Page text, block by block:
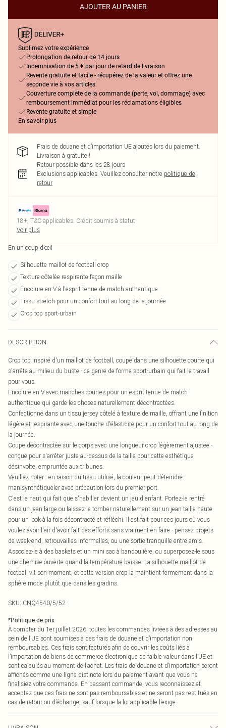
AJOUTER AU PANIER
Sublimez votre expérience
Prolongation de retour de 14 jours
Indemnisation de 5 € par jour de retard de livraison
Revente gratuite et facile - récupérez de la valeur et offrez une
seconde vie à vos articles.
Couverture complète de la commande (perte, vol, dommage) avec
remboursement immédiat pour les réclamations éligibles
Revente gratuite et simple
En savoir plus
Frais de douane et d’importation UE ajoutés lors du paiement.
Livraison à gratuite !
Retour possible dans les 28 jours
Exclusions applicables. Veuillez consulter notre politique de
retour
18+, T&C applicables. Crédit soumis à statut
Voir plus
En un coup d’œil
Silhouette maillot de football crop
Texture côtelée respirante façon maille
Encolure en V à l'esprit tenue de match authentique
Tissu stretch pour un confort tout au long de la journée
Crop top sport-urbain
DESCRIPTION
Crop top inspiré d'un maillot de football, coupé dans une silhouette courte qui
s'arrête au milieu du buste - ce genre de forme sport-urbain qui fait le travail
pour vous.
Encolure en V avec manches courtes pour un esprit tenue de match
authentique qui garde les choses naturellement décontractées.
Confectionné dans un tissu jersey côtelé à texture de maille, offrant une finition
légère et respirante avec une touche d'élasticité pour un confort tout au long de
la journée.
Coupe décontractée sur le corps avec une longueur crop légèrement ajustée -
conçue pour s'arrêter juste au-dessus de la taille pour cette esthétique
désinvolte, empruntée aux tribunes.
Veuillez noter : en raison du tissu utilisé, la couleur peut déteindre -
manisynthétiqueler avec précaution lors du premier port.
C'est le haut qui fait que s'habiller devient un jeu d'enfant. Portez-le rentré
dans un jean large ou laissez-le tomber naturellement sur un jean taille haute
pour un look à la fois décontracté et réfléchi. Il est fait pour ces jours où vous
voulez avoir l'air d'avoir fait des efforts sans vraiment en faire - pensez projets
de week-end, retrouvailles informelles, ou une sortie tranquille entre amis.
Associez-le à des baskets et un mini sac à bandoulière, ou superposez-le sous
une chemise ouverte quand la température baisse. La silhouette maillot de
football vit son moment, et cette version crop la maintient fermement dans la
sphère mode plutôt que dans les gradins.
SKU: CNQ4540/5/52
*Politique de prix
À compter du 1er juillet 2026, toutes les commandes livrées à des adresses au
sein de l’UE sont soumises à des frais de douane et d’importation non
remboursables. Ces frais sont facturés afin de couvrir les coûts liés à
l’importation de biens de commerce électronique de faible valeur dans l’UE et
sont calculés au moment de l’achat. Les frais de douane et d’importation seront
affichés comme une ligne distincte lors du paiement avant que vous ne
finalisiez votre commande. En passant commande, vous reconnaissez et
acceptez que ces frais ne sont pas remboursables et ne seront pas restitués en
cas de retour ou d’échange, sauf lorsque la loi applicable l’exige.